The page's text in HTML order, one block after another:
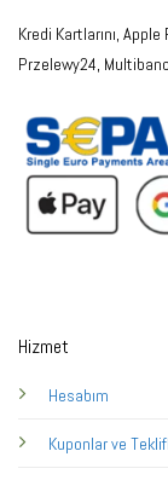
Hizmet
Hesabım
Kuponlar ve
Kredi Kartlarını,
Przelewy24,